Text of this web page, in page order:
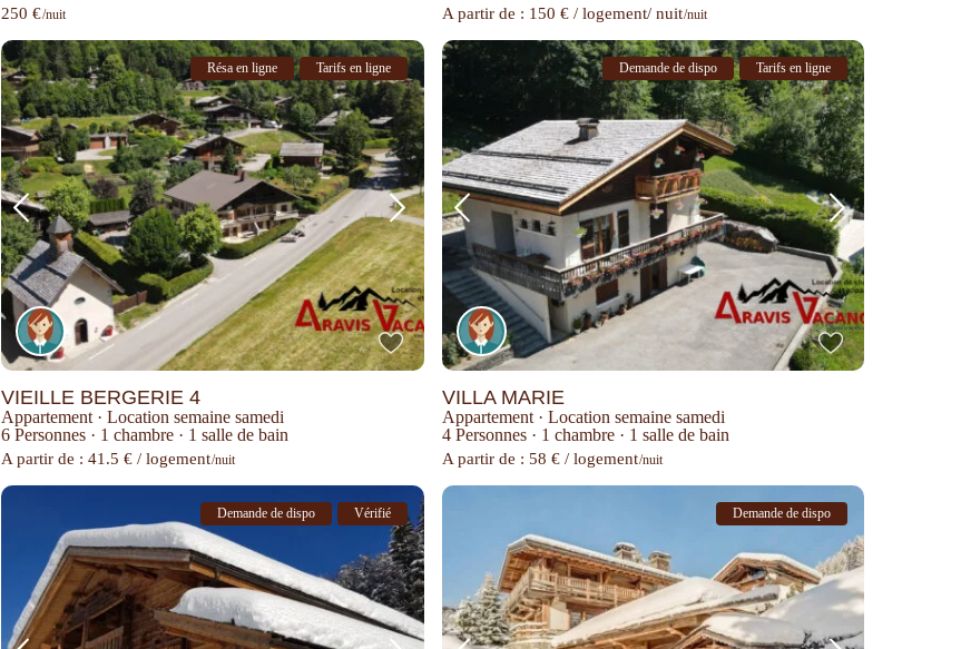
250 €/nuit A partir de : 150 € / logement/ nuit/nuit
Résa en ligne Tarifs en ligne
VIEILLE BERGERIE 4
Appartement · Location semaine samedi
6 Personnes · 1 chambre · 1 salle de bain
A partir de : 41.5 € / logement/nuit
Demande de dispo Tarifs en ligne
VILLA MARIE
Appartement · Location semaine samedi
4 Personnes · 1 chambre · 1 salle de bain
A partir de : 58 € / logement/nuit
Demande de dispo Vérifié Demande de dispo